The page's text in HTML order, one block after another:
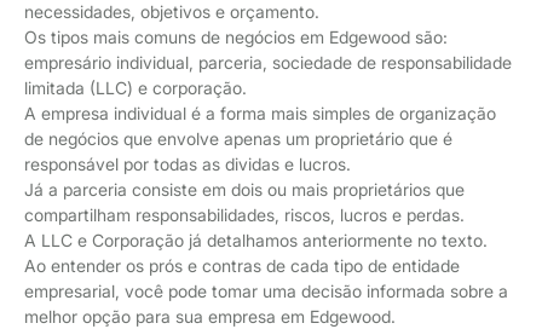
necessidades, objetivos e orçamento.
Os tipos mais comuns de negócios em Edgewood são:
empresário individual, parceria, sociedade de responsabilidade
limitada (LLC) e corporação.
A empresa individual é a forma mais simples de organização
de negócios que envolve apenas um proprietário que é
responsável por todas as dividas e lucros.
Já a parceria consiste em dois ou mais proprietários que
compartilham responsabilidades, riscos, lucros e perdas.
A LLC e Corporação já detalhamos anteriormente no texto.
Ao entender os prós e contras de cada tipo de entidade
empresarial, você pode tomar uma decisão informada sobre a
melhor opção para sua empresa em Edgewood.